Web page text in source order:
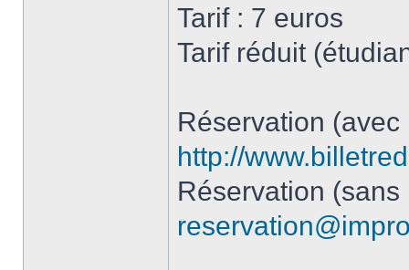
Tarif : 7 euros
Tarif réduit
Réservation
http://
Réservation